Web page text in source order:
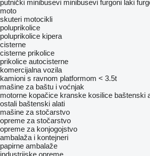
putnički minibusevi minibusevi furgoni laki
moto
skuteri motocikli
poluprikolice
poluprikolice kipera
cisterne
cisterne prikolice
prikolice autocisterne
komercijalna vozila
kamioni s ravnom platformom < 3.5t
mašine za baštu i voćnjak
motorne kopačice kranske kosilice baštenski
ostali baštenski alati
mašine za stočarstvo
opreme za stočarstvo
opreme za konjogojstvo
ambalaža i kontejneri
papirne ambalaže
industrijske opreme